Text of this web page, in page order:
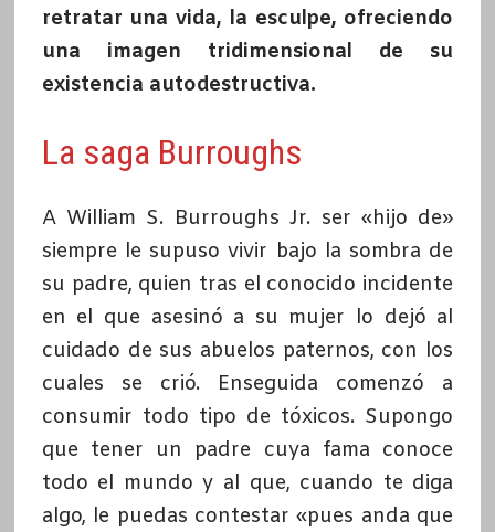
retratar una vida, la esculpe, ofreciendo
una imagen tridimensional de su
existencia autodestructiva.
La saga Burroughs
A William S. Burroughs Jr. ser «hijo de»
siempre le supuso vivir bajo la sombra de
su padre, quien tras el conocido incidente
en el que asesinó a su mujer lo dejó al
cuidado de sus abuelos paternos, con los
cuales se crió. Enseguida comenzó a
consumir todo tipo de tóxicos. Supongo
que tener un padre cuya fama conoce
todo el mundo y al que, cuando te diga
algo, le puedas contestar «pues anda que